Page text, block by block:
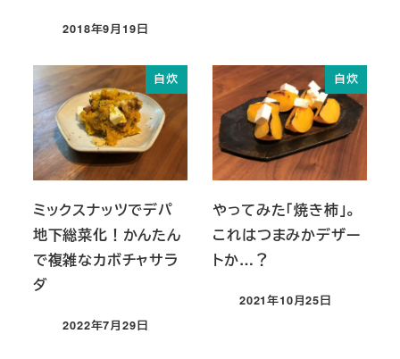
投稿日
2018年9月19日
自炊
ミックスナッツでデパ
地下総菜化！かんたん
で複雑なカボチャサラ
ダ
投稿日
2022年7月29日
自炊
やってみた「焼き柿」。
これはつまみかデザー
トか…？
投稿日
2021年10月25日